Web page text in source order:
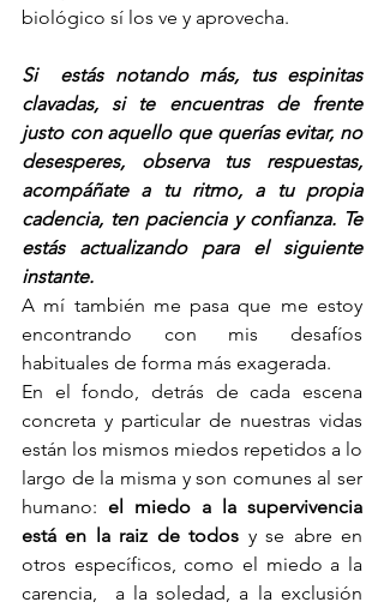
biológico sí los ve y aprovecha.
Si  estás notando más, tus espinitas
clavadas, si te encuentras de frente
justo con aquello que querías evitar, no
desesperes, observa tus respuestas,
acompáñate a tu ritmo, a tu propia
cadencia, ten paciencia y confianza. Te
estás actualizando para el siguiente
instante.
A mí también me pasa que me estoy
encontrando con mis desafíos
habituales de forma más exagerada.
En el fondo, detrás de cada escena
concreta y particular de nuestras vidas
están los mismos miedos repetidos a lo
largo de la misma y son comunes al ser
humano: el miedo a la supervivencia
está en la raiz de todos y se abre en
otros específicos, como el miedo a la
carencia,  a la soledad, a la exclusión